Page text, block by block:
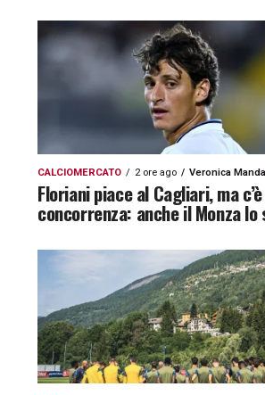
CALCIOMERCATO 2 ore ago Veronica
Floriani piace al Cagliari, ma c’è
concorrenza: anche il Monza lo